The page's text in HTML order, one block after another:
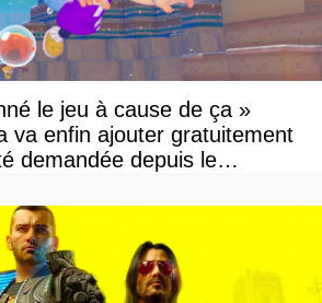
le jeu à cause de ça »
va enfin ajouter gratuitement
demandée depuis le